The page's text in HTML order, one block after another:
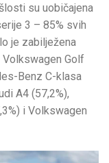
su uobičajena
3 – 85% svih
je zabilježena
Volkswagen Golf
Benz C-klasa
A4 (57,2%),
i Volkswagen